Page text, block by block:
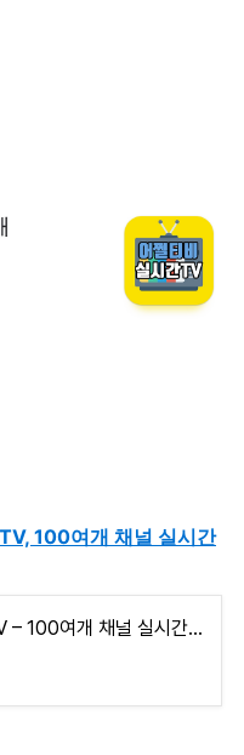
100여개 채널 실시간
어쩔티비 실시간TV – 100여개 채널 실시간 방송 - Google Play 앱